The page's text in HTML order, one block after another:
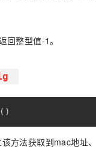
回整型值-1。
( )
方法获取到mac地址